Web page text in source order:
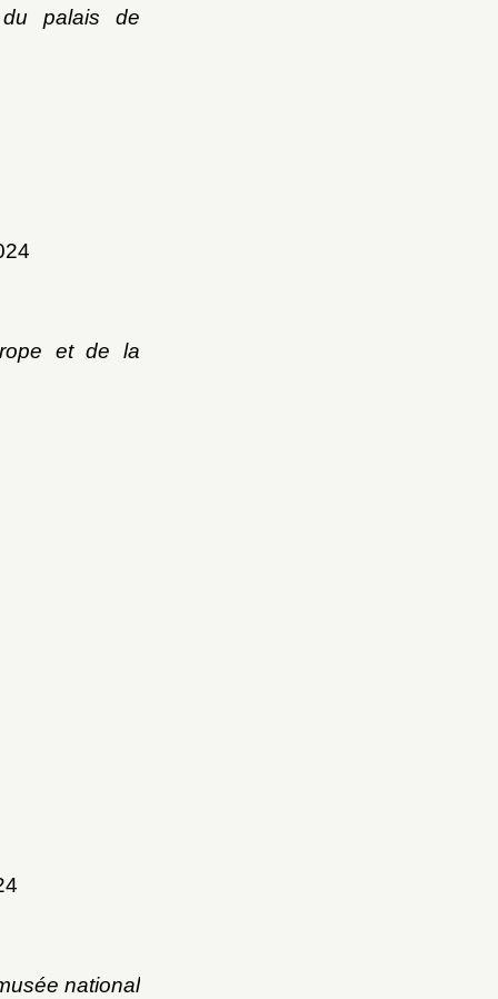
palais de
et de la
national